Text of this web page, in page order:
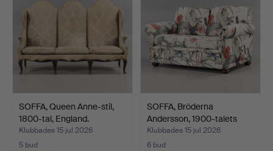
SOFFA, Queen Anne-stil,
1800-tal, England.
Klubbades 15 jul 2026
5 bud
SOFFA, Bröderna
Andersson, 1900-talets
and…
Klubbades 15 jul 2026
6 bud